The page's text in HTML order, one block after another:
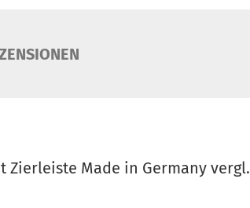
Zierleiste Made in Germany vergl.